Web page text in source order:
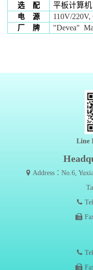
选 配 平板计算
电 源 110V/220V,
厂 牌 "Devea"
Line
Address：No.6,